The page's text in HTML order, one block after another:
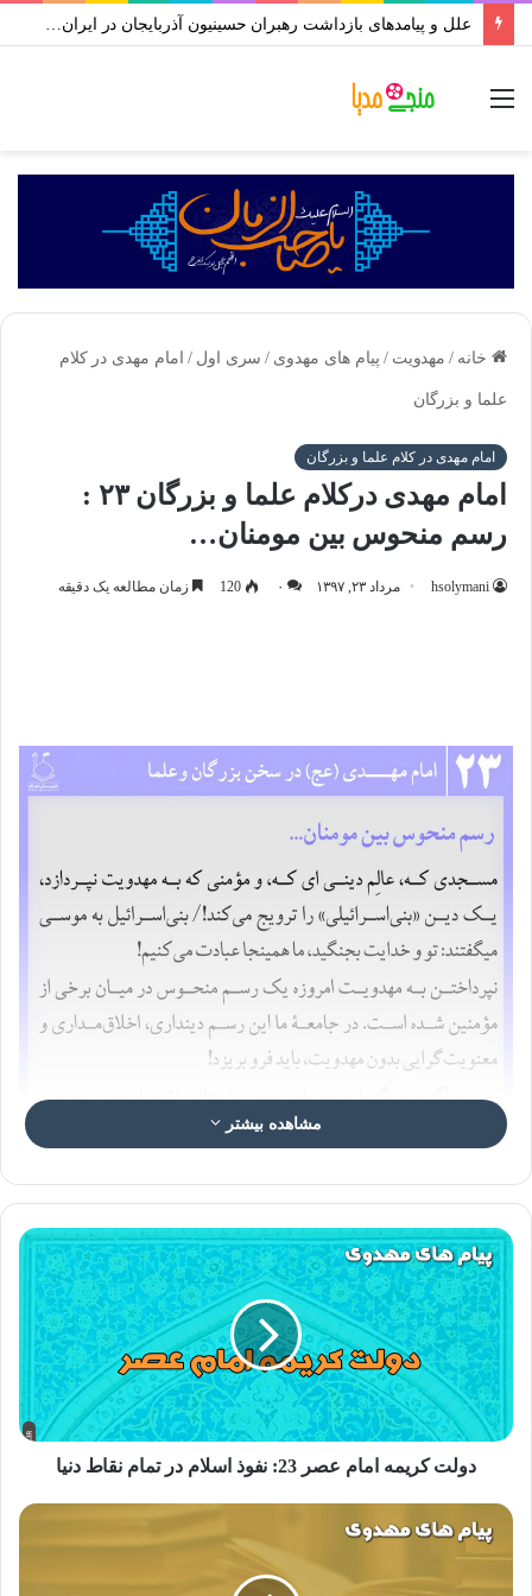
علل و پیامدهای بازداشت رهبران حسینیون آذربایجان در ایران | علی اکبر رائفی پور
خانه / مهدویت / پیام های مهدوی / سری اول / امام مهدی در کلام
علما و بزرگان
امام مهدی در کلام علما و بزرگان
امام مهدی درکلام علما و بزرگان ۲۳ :
رسم منحوس بین مومنان…
hsolymani مرداد ۲۳, ۱۳۹۷ ۰ 120 زمان مطالعه یک دقیقه
عکس نوشته “امام مهدی در کلام علما و بزرگان ۲۳
رسم منحوس بین مومنان…
یک دین«بنی‌اسرائیلی»را ترویج می‌کند!/ بنی‌اسرائیل به موسی
میگفتند: تو و خدایت بجنگید، ما همینجا عبادت می‌کنیم!
مشاهده بیشتر
دولت کریمه امام عصر 23: نفوذ اسلام در تمام نقاط دنیا